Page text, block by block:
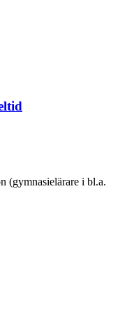
(gymnasielärare i bl.a.